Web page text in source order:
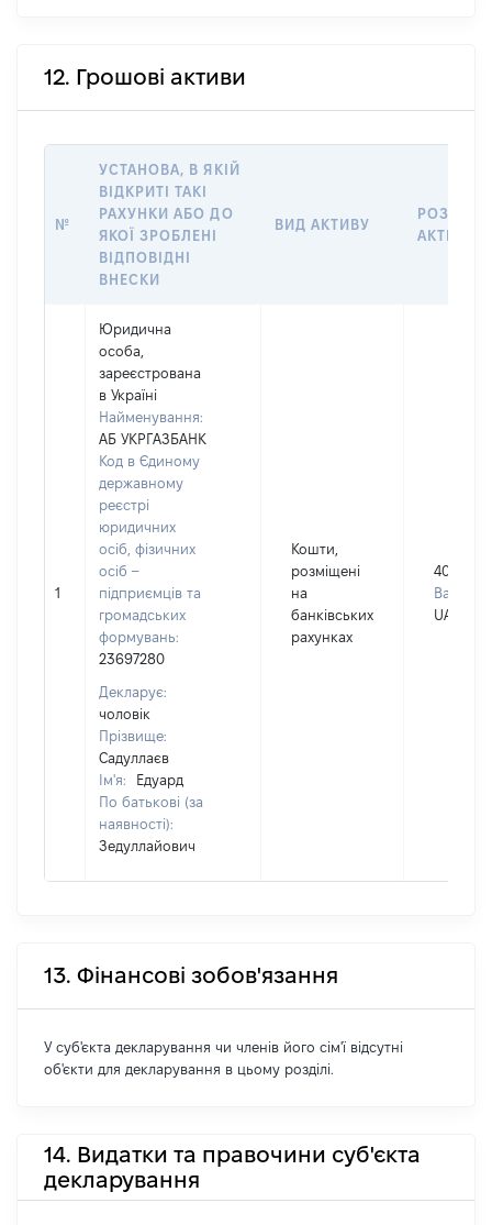
12. Грошові активи
№
УСТАНОВА, В ЯКІЙ
ВІДКРИТІ ТАКІ
РАХУНКИ АБО ДО
ЯКОЇ ЗРОБЛЕНІ
ВІДПОВІДНІ
ВНЕСКИ
ВИД АКТИВУ
РОЗМІР
АКТИВУ
1
Юридична
особа,
зареєстрована
в Україні
Найменування:
АБ УКРГАЗБАНК
Код в Єдиному
державному
реєстрі
юридичних
осіб, фізичних
осіб –
підприємців та
громадських
формувань:
23697280
Декларує:
чоловік
Прізвище:
Садуллаєв
Ім'я:
Едуард
По батькові (за
наявності):
Зедуллайович
Кошти,
розміщені
на
банківських
рахунках
400000
Валюта:
UAH
13. Фінансові зобов'язання
У суб'єкта декларування чи членів його сім'ї відсутні
об'єкти для декларування в цьому розділі.
14. Видатки та правочини суб'єкта
декларування